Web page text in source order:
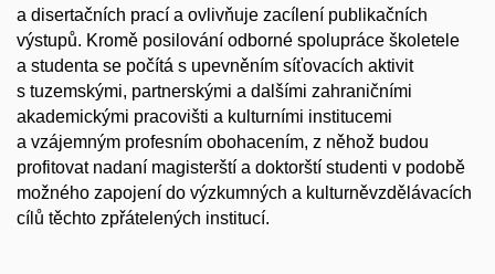
a disertačních prací a ovlivňuje zacílení publikačních
výstupů. Kromě posilování odborné spolupráce školetele
a studenta se počítá s upevněním síťovacích aktivit
s tuzemskými, partnerskými a dalšími zahraničními
akademickými pracovišti a kulturními institucemi
a vzájemným profesním obohacením, z něhož budou
profitovat nadaní magisterští a doktorští studenti v podobě
možného zapojení do výzkumných a kulturněvzdělávacích
cílů těchto zpřátelených institucí.